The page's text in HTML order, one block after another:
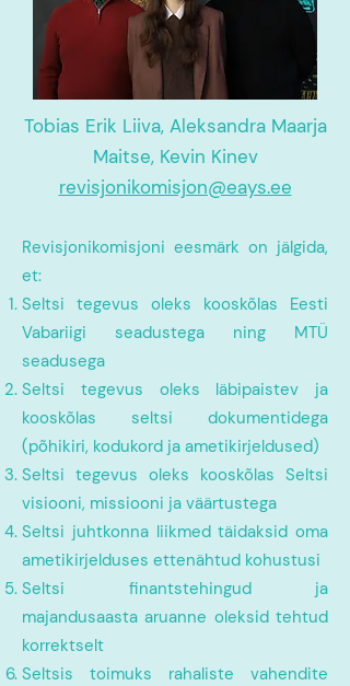
Tobias Erik Liiva, Aleksandra Maarja
Maitse, Kevin Kinev
revisjonikomisjon@eays.ee
Revisjonikomisjoni eesmärk on jälgida,
et:
Seltsi tegevus oleks kooskõlas Eesti
Vabariigi seadustega ning MTÜ
seadusega
Seltsi tegevus oleks läbipaistev ja
kooskõlas seltsi dokumentidega
(põhikiri, kodukord ja ametikirjeldused)
Seltsi tegevus oleks kooskõlas Seltsi
visiooni, missiooni ja väärtustega
Seltsi juhtkonna liikmed täidaksid oma
ametikirjelduses ettenähtud kohustusi
Seltsi finantstehingud ja
majandusaasta aruanne oleksid tehtud
korrektselt
Seltsis toimuks rahaliste vahendite